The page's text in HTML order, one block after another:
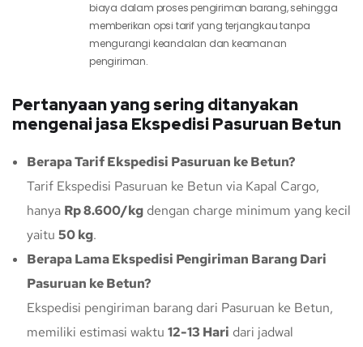
biaya dalam proses pengiriman barang, sehingga
memberikan opsi tarif yang terjangkau tanpa
mengurangi keandalan dan keamanan
pengiriman.
Pertanyaan yang sering ditanyakan
mengenai jasa Ekspedisi Pasuruan Betun
Berapa Tarif Ekspedisi Pasuruan ke Betun?
Tarif Ekspedisi Pasuruan ke Betun via Kapal Cargo,
hanya Rp 8.600/kg dengan charge minimum yang kecil
yaitu 50 kg.
Berapa Lama Ekspedisi Pengiriman Barang Dari
Pasuruan ke Betun?
Ekspedisi pengiriman barang dari Pasuruan ke Betun,
memiliki estimasi waktu 12-13 Hari dari jadwal